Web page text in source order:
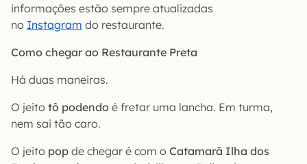
informações estão sempre atualizadas
no Instagram do restaurante.
Como chegar ao Restaurante Preta
Há duas maneiras.
O jeito tô podendo é fretar uma lancha. Em turma,
nem sai tão caro.
O jeito pop de chegar é com o Catamarã Ilha dos